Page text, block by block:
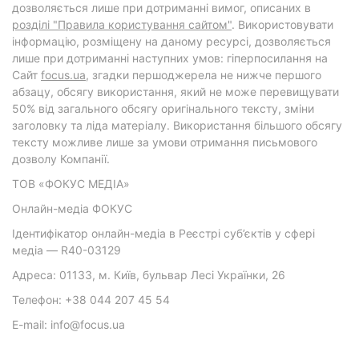
дозволяється лише при дотриманні вимог, описаних в
розділі "Правила користування сайтом". Використовувати
інформацію, розміщену на даному ресурсі, дозволяється
лише при дотриманні наступних умов: гіперпосилання на
Cайт focus.ua, згадки першоджерела не нижче першого
абзацу, обсягу використання, який не може перевищувати
50% від загального обсягу оригінального тексту, зміни
заголовку та ліда матеріалу. Використання більшого обсягу
тексту можливе лише за умови отримання письмового
дозволу Компанії.
ТОВ «ФОКУС МЕДІА»
Онлайн-медіа ФОКУС
Ідентифікатор онлайн-медіа в Реєстрі суб’єктів у сфері
медіа — R40-03129
Адреса: 01133, м. Київ, бульвар Лесі Українки, 26
Телефон: +38 044 207 45 54
E-mail: info@focus.ua